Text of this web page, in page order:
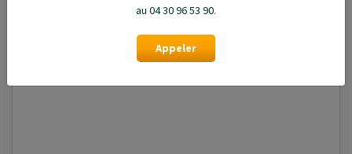
au 04 30 96 53 90.
Appeler